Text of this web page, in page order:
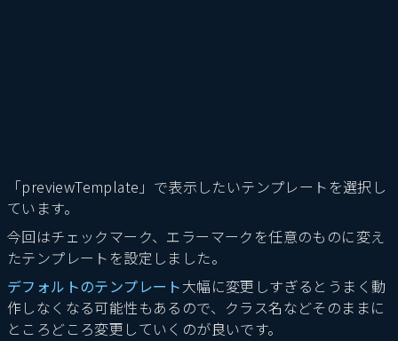
「previewTemplate」で表示したいテンプレートを選択し
ています。
今回はチェックマーク、エラーマークを任意のものに変え
たテンプレートを設定しました。
デフォルトのテンプレート大幅に変更しすぎるとうまく動
作しなくなる可能性もあるので、クラス名などそのままに
ところどころ変更していくのが良いです。